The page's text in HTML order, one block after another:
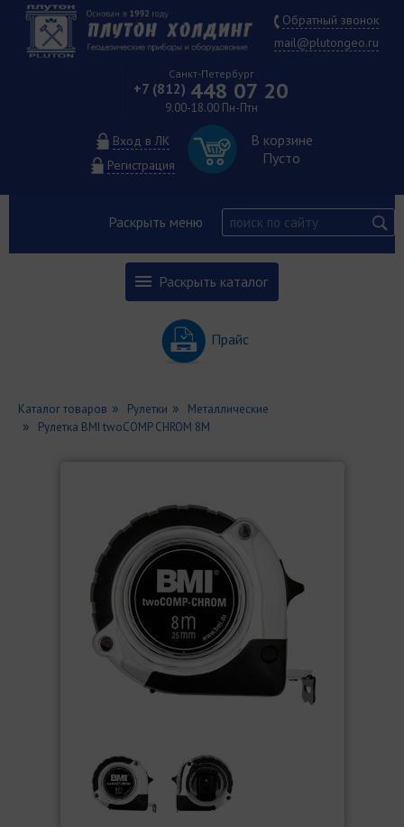
Обратный звонок
mail@plutongeo.ru
Санкт-Петербург
+7 (812) 448 07 20
9.00-18.00 Пн-Птн
Вход в ЛК
Регистрация
В корзине
Пусто
Раскрыть меню
Раскрыть каталог
Прайс
Каталог товаров Рулетки
Металлические
Рулетка BMI twoCOMP CHROM 8M